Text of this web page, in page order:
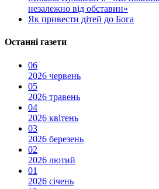
незалежно від обставин»
Як привести дітей до Бога
Останні газети
06
2026 червень
05
2026 травень
04
2026 квітень
03
2026 березень
02
2026 лютий
01
2026 січень